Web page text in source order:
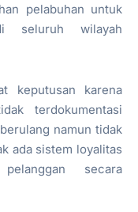
pelabuhan untuk
seluruh wilayah
keputusan karena
terdokumentasi
namun tidak
ada sistem loyalitas
secara